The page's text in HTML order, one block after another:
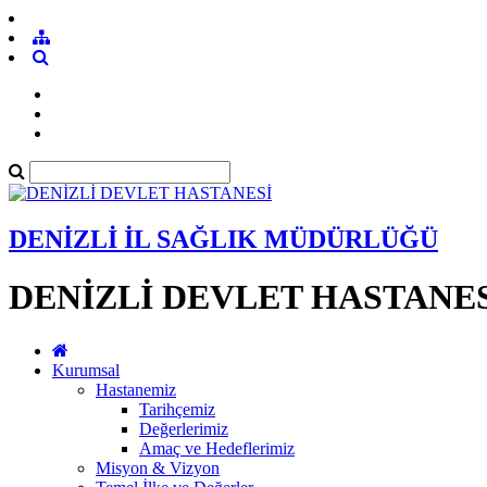
DENİZLİ İL SAĞLIK MÜDÜRLÜĞÜ
DENİZLİ DEVLET
Kurumsal
Hastanemiz
Tarihçemiz
Değerlerimiz
Amaç ve Hedeflerimiz
Misyon & Vizyon